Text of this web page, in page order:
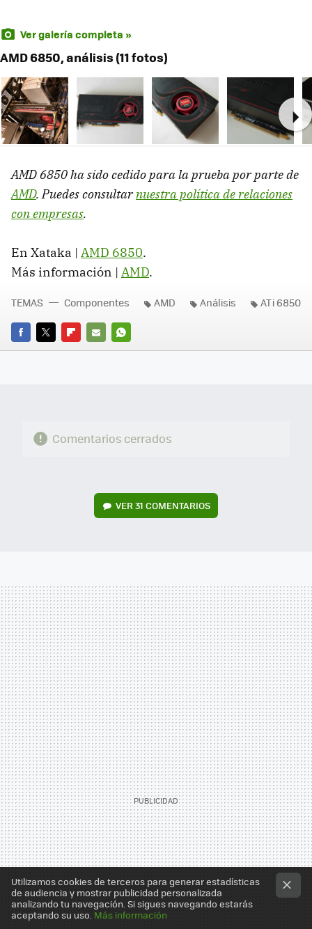
Ver galería completa »
AMD 6850, análisis (11 fotos)
AMD6850 ha sido cedido para la prueba por parte de
AMD. Puedes consultarnuestra política de relaciones
con empresas.
En Xataka | AMD 6850.
Más información | AMD.
FACEBOOK
TWITTERFLIPBOARD
E-
WHATSAPP
TEMAS Componentes AMD Análisis ATi 6850
Comentarios cerrados
VER 31 COMENTARIOS
Utilizamos cookies de terceros para generar estadísticas
de audiencia y mostrar publicidad personalizada
analizando tu navegación. Si sigues navegando estarás
aceptando su uso. Más información